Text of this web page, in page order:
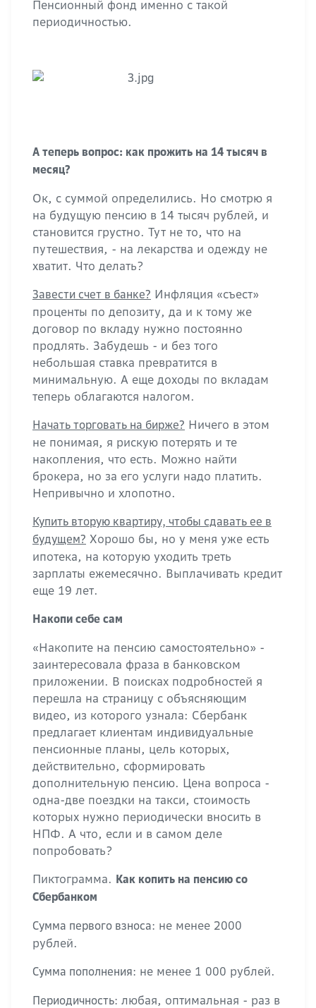
Пенсионный фонд именно с такой
периодичностью.
А теперь вопрос: как прожить на 14 тысяч в
месяц?
Ок, с суммой определились. Но смотрю я
на будущую пенсию в 14 тысяч рублей, и
становится грустно. Тут не то, что на
путешествия, - на лекарства и одежду не
хватит. Что делать?
Завести счет в банке? Инфляция «съест»
проценты по депозиту, да и к тому же
договор по вкладу нужно постоянно
продлять. Забудешь - и без того
небольшая ставка превратится в
минимальную. А еще доходы по вкладам
теперь облагаются налогом.
Начать торговать на бирже? Ничего в этом
не понимая, я рискую потерять и те
накопления, что есть. Можно найти
брокера, но за его услуги надо платить.
Непривычно и хлопотно.
Купить вторую квартиру, чтобы сдавать ее в
будущем? Хорошо бы, но у меня уже есть
ипотека, на которую уходить треть
зарплаты ежемесячно. Выплачивать кредит
еще 19 лет.
Накопи себе сам
«Накопите на пенсию самостоятельно» -
заинтересовала фраза в банковском
приложении. В поисках подробностей я
перешла на страницу с объясняющим
видео, из которого узнала: Сбербанк
предлагает клиентам индивидуальные
пенсионные планы, цель которых,
действительно, сформировать
дополнительную пенсию. Цена вопроса -
одна-две поездки на такси, стоимость
которых нужно периодически вносить в
НПФ. А что, если и в самом деле
попробовать?
Пиктограмма. Как копить на пенсию со
Сбербанком
Сумма первого взноса: не менее 2000
рублей.
Сумма пополнения: не менее 1 000 рублей.
Периодичность: любая, оптимальная - раз в